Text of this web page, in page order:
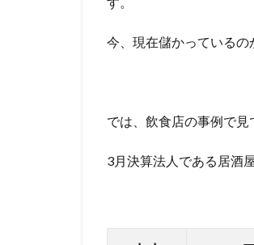
今、現在儲かっているの
では、飲食店の事例で見
3月決算法人である居酒